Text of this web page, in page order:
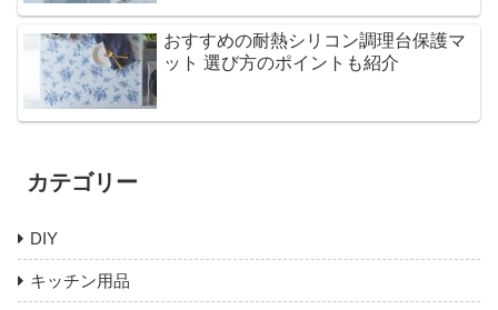
おすすめの耐熱シリコン調理台保護マ
ット 選び方のポイントも紹介
カテゴリー
DIY
キッチン用品